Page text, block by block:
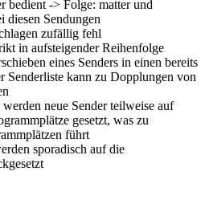
bedient -> Folge: matter und
diesen Sendungen
zufällig fehl
in aufsteigender Reihenfolge
eines Senders in einen bereits
Senderliste kann zu Dopplungen von
neue Sender teilweise auf
gesetzt, was zu
führt
sporadisch auf die